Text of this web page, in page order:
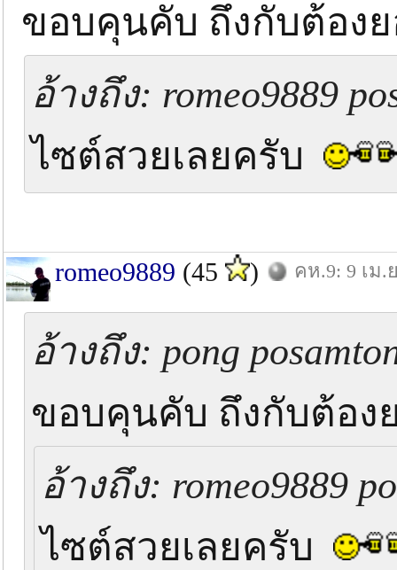
ขอบคุนคับ ถึงกับต้องย
อ้างถึง: romeo9889
ไซต์สวยเลยครับ
romeo9889 (45 ) คห.9: 9 เม.
อ้างถึง: pong
ขอบคุนคับ ถึงกับต้อง
อ้างถึง: romeo9889
ไซต์สวยเลยครับ